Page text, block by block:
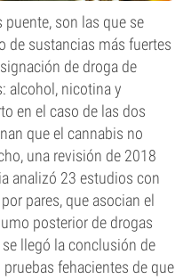
puente, son las que se
de sustancias más fuertes
de droga de
alcohol, nicotina y
en el caso de las dos
que el cannabis no
una revisión de 2018
analizó 23 estudios con
pares, que asocian el
posterior de drogas
llegó la conclusión de
fehacientes de que